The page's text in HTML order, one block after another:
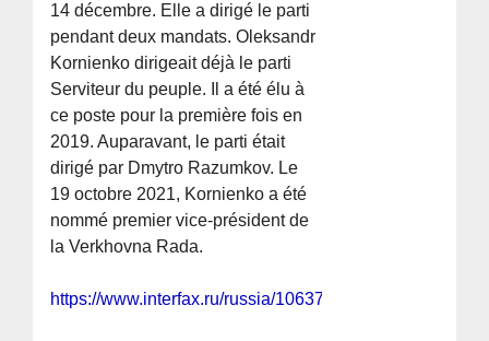
14 décembre. Elle a dirigé le parti
pendant deux mandats. Oleksandr
Kornienko dirigeait déjà le parti
Serviteur du peuple. Il a été élu à
ce poste pour la première fois en
2019. Auparavant, le parti était
dirigé par Dmytro Razumkov. Le
19 octobre 2021, Kornienko a été
nommé premier vice-président de
la Verkhovna Rada.
https://www.interfax.ru/russia/1063737